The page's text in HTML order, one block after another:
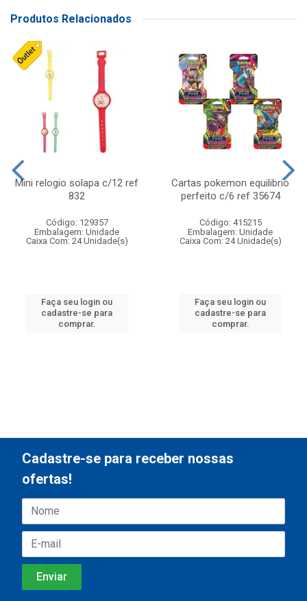
Produtos Relacionados
Mini relogio solapa c/12 ref
832
Código: 129357
Embalagem: Unidade
Caixa Com: 24 Unidade(s)
Faça seu login ou
cadastre-se para
comprar.
Cartas pokemon equilibrio
perfeito c/6 ref 35674
Código: 415215
Embalagem: Unidade
Caixa Com: 24 Unidade(s)
Faça seu login ou
cadastre-se para
comprar.
Cadastre-se para receber nossas
ofertas!